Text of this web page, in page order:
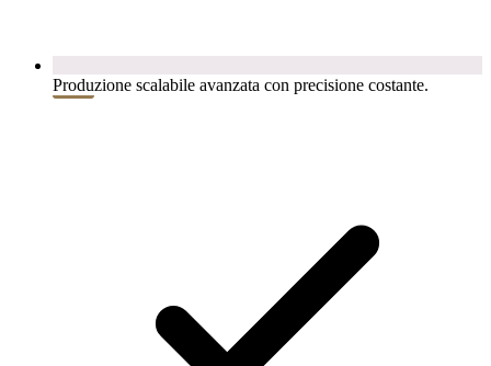
Produzione scalabile avanzata con precisione costante.